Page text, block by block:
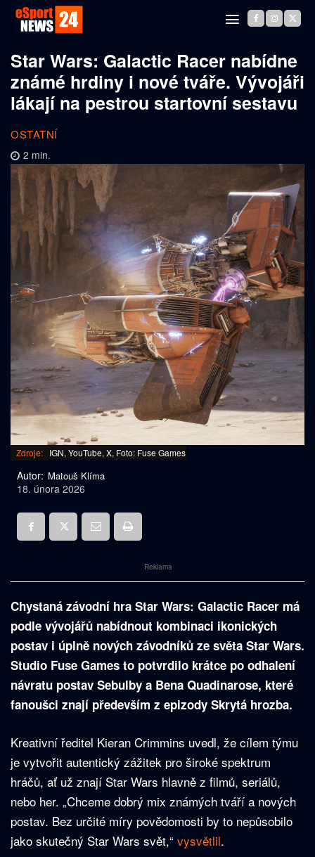
Star Wars: Galactic Racer nabídne
známé hrdiny i nové tváře. Vývojáři
lákají na pestrou startovní sestavu
OSTATNÍ
2 min.
Zdroje: IGN, YouTube, X, Foto: Fuse Games
Autor: Matouš Klíma
18. února 2026
Reklama
Chystaná závodní hra Star Wars: Galactic Racer má
podle vývojářů nabídnout kombinaci ikonických
postav i úplně nových závodníků ze světa Star Wars.
Studio Fuse Games to potvrdilo krátce po odhalení
návratu postav Sebulby a Bena Quadinarose, které
fanoušci znají především z epizody Skrytá hrozba.
Kreativní ředitel Kieran Crimmins uvedl, že cílem týmu
je vytvořit autentický zážitek pro široké spektrum
hráčů, ať už znají Star Wars hlavně z filmů, seriálů,
nebo her. „Chceme dobrý mix známých tváří a nových
postav. Bez určité míry povědomosti by to nepůsobilo
jako skutečný Star Wars svět,“ vysvětlil.